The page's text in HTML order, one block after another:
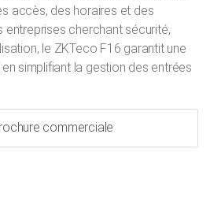
accès, des horaires et des
entreprises cherchant sécurité,
le ZKTeco F16 garantit une
simplifiant la gestion des entrées
commerciale